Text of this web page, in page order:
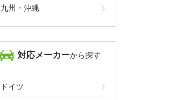
九州・沖縄
対応メーカーから探す
ドイツ